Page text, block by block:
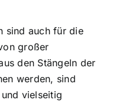
sind auch für die
großer
den Stängeln der
werden, sind
vielseitig